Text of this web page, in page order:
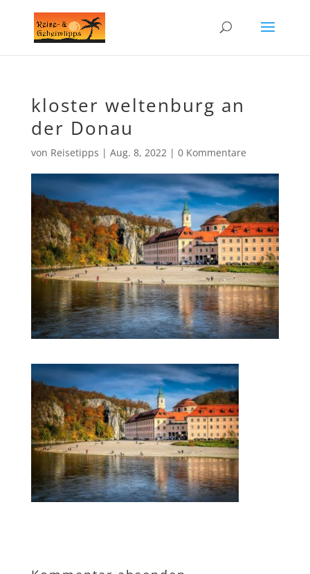
kloster weltenburg an
der Donau
von Reisetipps | Aug. 8, 2022| 0 Kommentare